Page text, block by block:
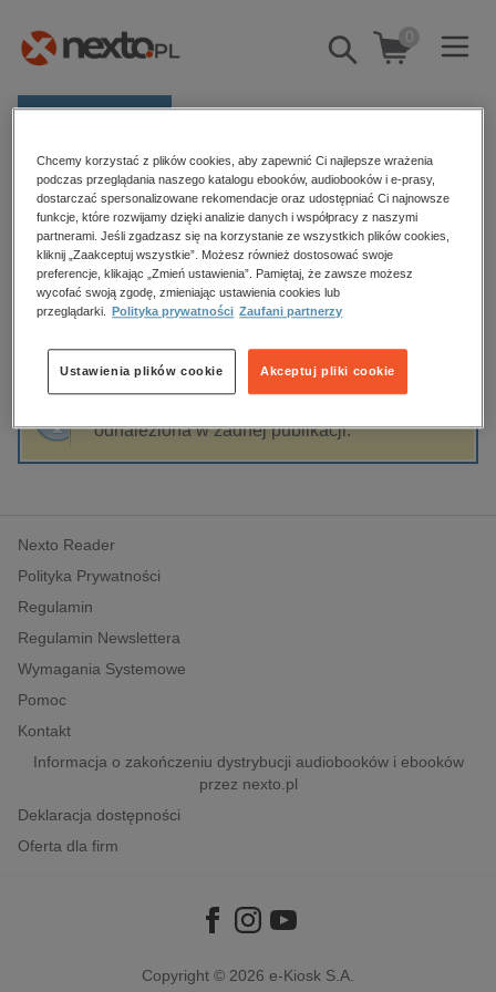
Pokaż/schowaj
wyszukiwarkę
0
Kategorie
Zobacz wszystkie E-prasa
budownictwo, aranżacja wnętrz
biznesowe, branżowe, gospodarka
dzienniki
edukacja
hobby, sport, rozrywka
komputery, internet, technologie, informatyka
polityka, społeczno-informacyjne
psychologiczne
inne
popularno-naukowe
historia
Strona główna Mario Vargas Llosa
Mario Vargas Llosa
Sortowanie Filtrowanie
odnaleziona w żadnej publikacji.
Nexto Reader
Polityka Prywatności
Regulamin
Regulamin Newslettera
Wymagania Systemowe
Pomoc
Kontakt
Informacja o zakończeniu dystrybucji audiobooków i ebooków
przez nexto.pl
Deklaracja dostępności
Oferta dla firm
Copyright © 2026 e-Kiosk S.A.
Chcemy korzystać z plików cookies, aby zapewnić Ci najlepsze wrażenia
podczas przeglądania naszego katalogu ebooków, audiobooków i e-prasy,
dostarczać spersonalizowane rekomendacje oraz udostępniać Ci najnowsze
funkcje, które rozwijamy dzięki analizie danych i współpracy z naszymi
partnerami. Jeśli zgadzasz się na korzystanie ze wszystkich plików cookies,
kliknij „Zaakceptuj wszystkie”. Możesz również dostosować swoje
preferencje, klikając „Zmień ustawienia”. Pamiętaj, że zawsze możesz
wycofać swoją zgodę, zmieniając ustawienia cookies lub
przeglądarki.
Polityka prywatności Zaufani partnerzy
Akceptuj pliki cookie
Ustawienia plików cookie